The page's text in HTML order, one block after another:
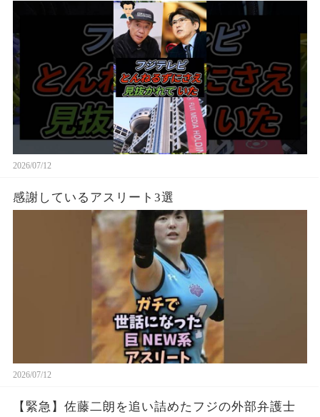
2026/07/12
感謝しているアスリート3選
2026/07/12
【緊急】佐藤二朗を追い詰めたフジの外部弁護士